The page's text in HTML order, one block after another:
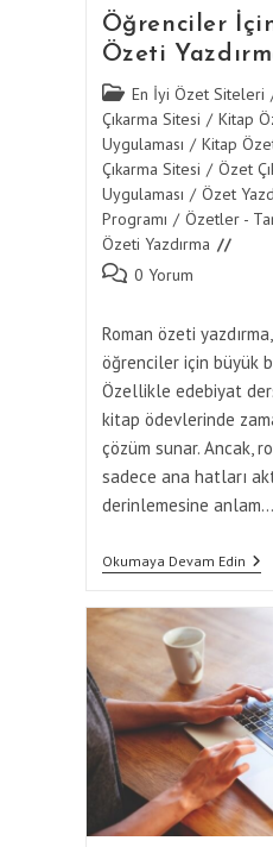
Öğrenciler
Özeti
Post
category:
En İyi Özet Siteleri
Çıkarma Sitesi / Kitap
Uygulaması / Kitap
Çıkarma Sitesi / Özet
Uygulaması / Özet
Programı / Özetler -
Özeti Yazdırma
Post 0 Yorum
Roman özeti
öğrenciler için büyük
Özellikle edebiyat
kitap ödevlerinde
çözüm sunar. Ancak,
sadece ana hatları
derinlemesine anlam…
Okumaya Devam Edin
İçin